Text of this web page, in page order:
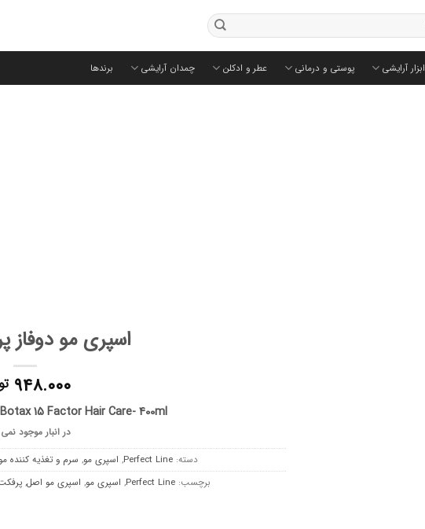
ابزار آرایشی پوستی و درمانی عطر و ادکلن چمدان آرایشی برندها
اسپری مو دوفاز
۹۴۸.۰۰۰
15 Factor Hair Care- 400ml
در انبار موجود
دسته:Perfect Line
, اسپری مو, سرم و تغذیه کننده
برچسب:Perfect Line
, اسپری مو, اسپری مو اصل,